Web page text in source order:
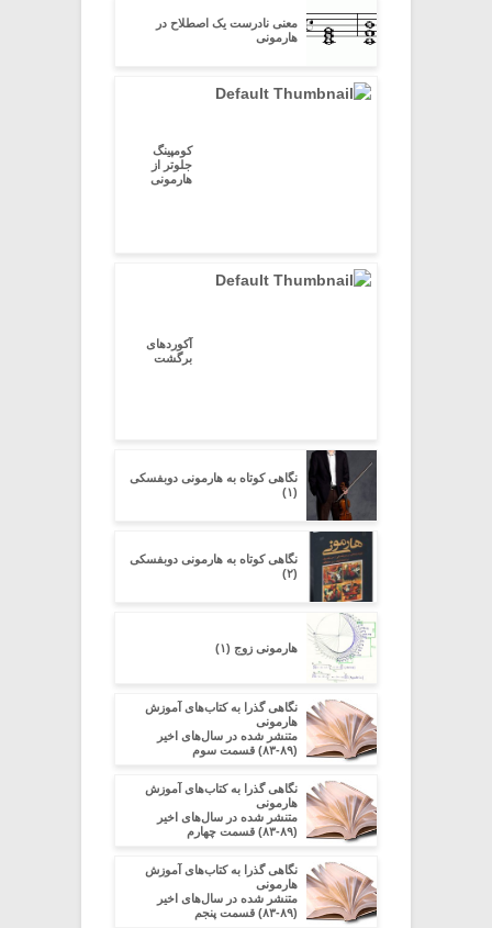
معنی نادرست یک اصطلاح در
هارمونی
کومپینگ
جلوتر از
هارمونی
آکوردهای
برگشت
نگاهی کوتاه به هارمونی دوبفسکی
(۱)
نگاهی کوتاه به هارمونی دوبفسکی
(۲)
هارمونی زوج (۱)
نگاهی گذرا به کتاب‌های آموزش
هارمونی
متنشر شده در سال‌های اخیر
(۸۹-۸۳) قسمت سوم
نگاهی گذرا به کتاب‌های آموزش
هارمونی
متنشر شده در سال‌های اخیر
(۸۹-۸۳) قسمت چهارم
نگاهی گذرا به کتاب‌های آموزش
هارمونی
متنشر شده در سال‌های اخیر
(۸۹-۸۳) قسمت پنجم